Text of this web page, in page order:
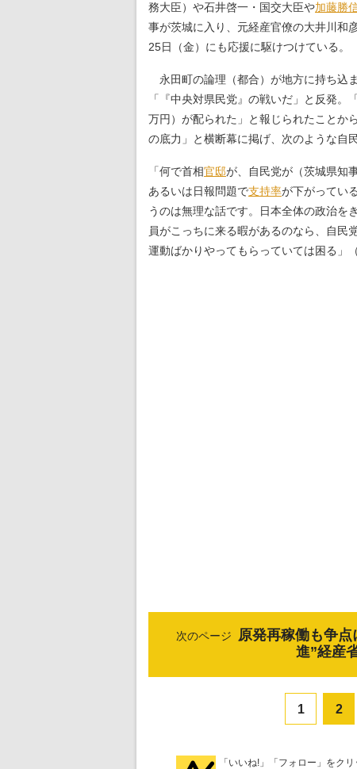
務大臣）や石井啓一・国交大臣や加藤勝
事が茨城に入り、元経産官僚の大井川和
25日（金）にも応援に駆けつけている。
永田町の論理（都合）が地方に持ち込
「『中央対県民党』の戦いだ」と反発
万円）が配られた」と報じられたことか
の底力」と横断幕に掲げ、次のような自
「何で首相官邸が、自民党が（茨城県知
あるいは日報問題で支持率が下がってい
うのは無理な話です。日本全体の政治を
員がこっちに来る暇があるのなら、自民
運動ばかりやってもらっていては困る」
次のページ
原発再稼働も争
進”経産
1 2
「いいね!」「フォロー」をク